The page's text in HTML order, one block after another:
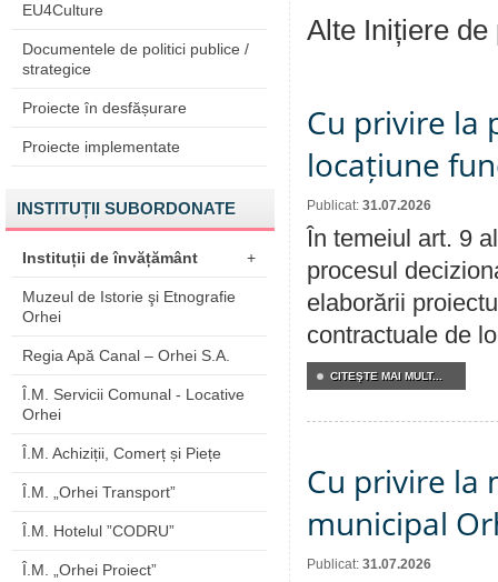
EU4Culture
Documentele de politici publice /
strategice
Proiecte în desfășurare
Proiecte implementate
INSTITUȚII SUBORDONATE
Instituții de învățământ +
Muzeul de Istorie şi Etnografie
Orhei
Regia Apă Canal – Orhei S.A.
Î.M. Servicii Comunal - Locative
Orhei
Î.M. Achiziții, Comerț și Piețe
Î.M. „Orhei Transport”
Î.M. Hotelul ”CODRU”
Î.M. „Orhei Proiect”
Alte Inițiere de
Cu privire la
locațiune
Publicat: 31.07.2026
În temeiul art. 9
procesul
elaborării
contractuale de
CITEŞTE MAI MULT...
Cu privire la
municipal
Publicat: 31.07.2026